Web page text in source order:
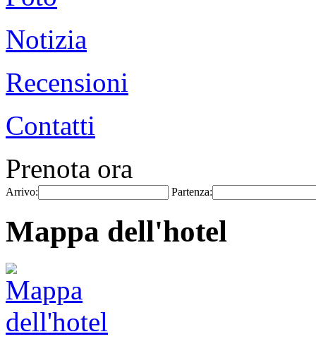
Notizia
Recensioni
Contatti
Prenota ora
Arrivo: Partenza:
Mappa dell'hotel